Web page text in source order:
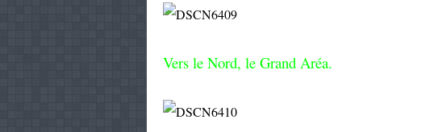
Vers le Nord, le Grand Aréa.